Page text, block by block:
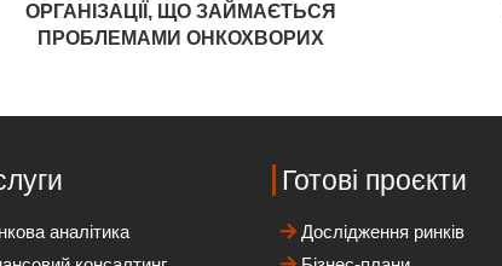
ОРГАНІЗАЦІЇ, ЩО ЗАЙМАЄТЬСЯ
ПРОБЛЕМАМИ ОНКОХВОРИХ
аналітика
Готові проєкти
Дослідження ринків